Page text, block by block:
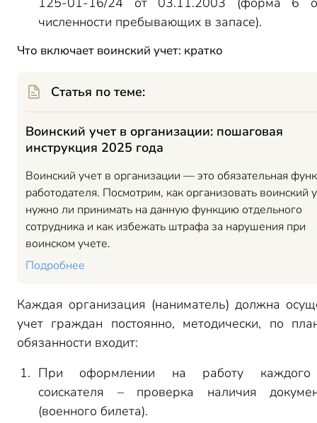
численности пребывающих в запасе).
Что включает воинский учет: кратко
Статья по теме:
Воинский учет в организации: пошаговая
инструкция 2025 года
Воинский учет в организации — это обязательная
работодателя. Посмотрим, как организовать воинский
нужно ли принимать на данную функцию отдельного
сотрудника и как избежать штрафа за нарушения при
воинском учете.
Подробнее
Каждая организация (наниматель) должна
учет граждан постоянно, методически, по
обязанности входит:
При оформлении на работу каждого
соискателя – проверка наличия
(военного билета).